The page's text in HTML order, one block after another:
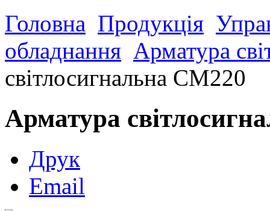
Головна Продукція
обладнання Арматура
світлосигнальна СМ220
Арматура
Друк
Email